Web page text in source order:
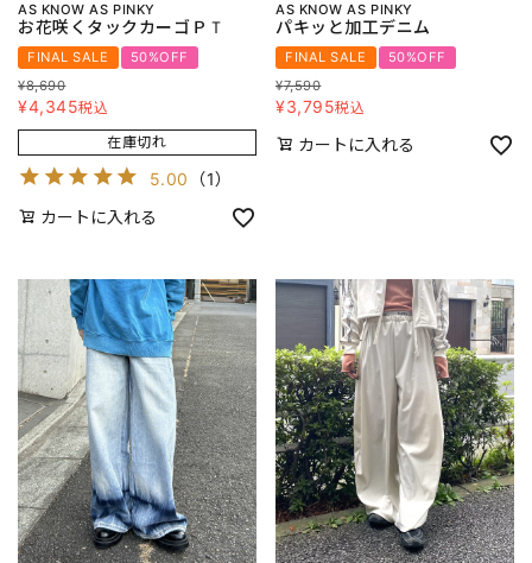
AS KNOW AS PINKY
お花咲くタックカーゴＰＴ
FINAL SALE
50%OFF
¥8,690
¥4,345税込
在庫切れ
5.00 （1）
カートに入れる
AS KNOW AS PINKY
パキッと加工デニム
FINAL SALE
50%OFF
¥7,590
¥3,795税込
カートに入れる